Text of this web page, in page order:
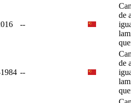
--
de
--
de